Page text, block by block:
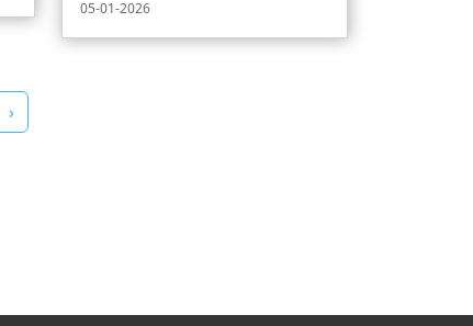
05-01-2026
›